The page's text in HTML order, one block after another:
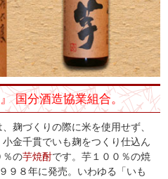
国分酒造協業組合。
麹づくりの際に米を使用せず、
金千貫でいも麹をつくり仕込ん
％の芋焼酎です。芋１００％の焼
９８年に発売。いわゆる「いも